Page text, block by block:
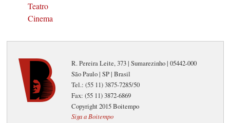
Teatro
Cinema
R. Pereira Leite, 373 | Sumarezinho | 05442-000
São Paulo | SP | Brasil
Tel.: (55 11) 3875-7285/50
Fax: (55 11) 3872-6869
Copyright 2015 Boitempo
Siga a Boitempo